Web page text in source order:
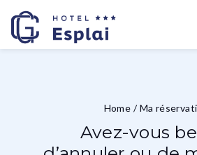
Home /Ma
Avez-vous